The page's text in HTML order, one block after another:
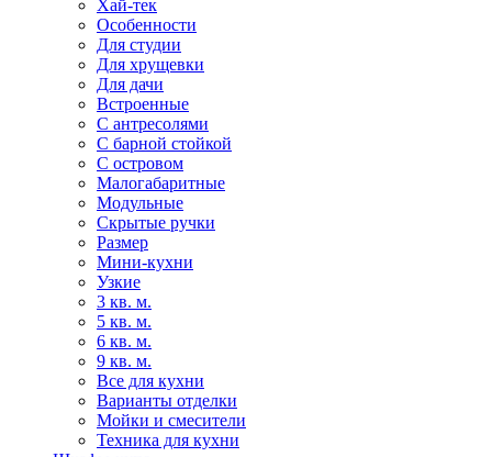
Хай-тек
Особенности
Для студии
Для хрущевки
Для дачи
Встроенные
С антресолями
С барной стойкой
С островом
Малогабаритные
Модульные
Скрытые ручки
Размер
Мини-кухни
Узкие
3 кв. м.
5 кв. м.
6 кв. м.
9 кв. м.
Все для кухни
Варианты отделки
Мойки и смесители
Техника для кухни